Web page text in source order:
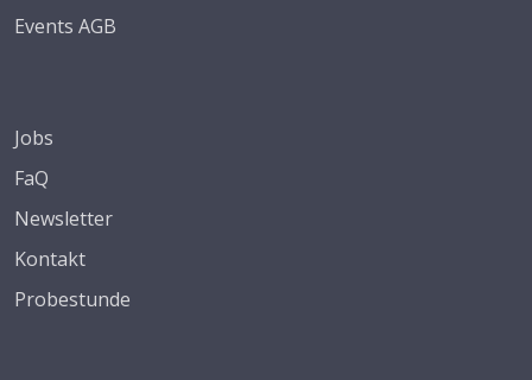
Events AGB
Jobs
FaQ
Newsletter
Kontakt
Probestunde